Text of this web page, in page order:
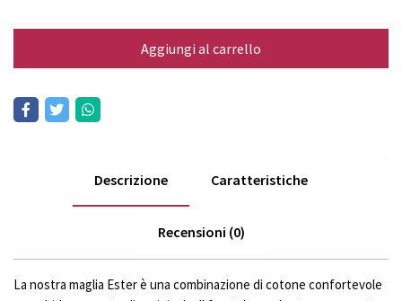
Aggiungi al carrello
Descrizione Caratteristiche
Recensioni (0)
La nostra maglia Ester è una combinazione di cotone confortevole